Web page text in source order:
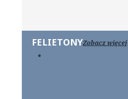
FELIETONYZobacz więcej